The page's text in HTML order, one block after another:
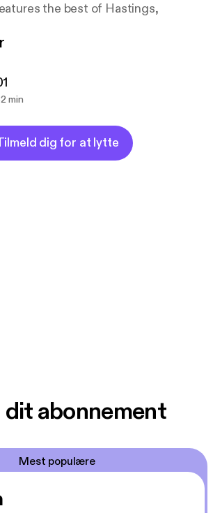
the best of Hastings,
min
dig for at lytte
abonnement
Mest populære